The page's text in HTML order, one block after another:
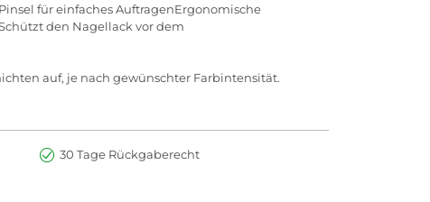
für einfaches AuftragenErgonomische
den Nagellack vor dem
auf, je nach gewünschter Farbintensität.
30 Tage Rückgaberecht